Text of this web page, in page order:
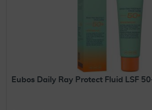
Eubos Daily Ray Protect Fluid LSF